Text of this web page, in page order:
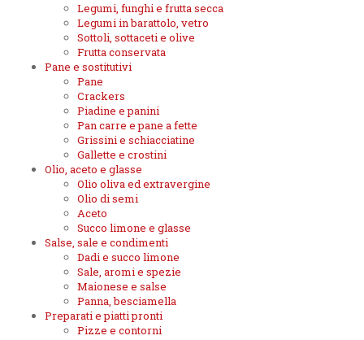
Legumi, funghi e frutta secca
Legumi in barattolo, vetro
Sottoli, sottaceti e olive
Frutta conservata
Pane e sostitutivi
Pane
Crackers
Piadine e panini
Pan carre e pane a fette
Grissini e schiacciatine
Gallette e crostini
Olio, aceto e glasse
Olio oliva ed extravergine
Olio di semi
Aceto
Succo limone e glasse
Salse, sale e condimenti
Dadi e succo limone
Sale, aromi e spezie
Maionese e salse
Panna, besciamella
Preparati e piatti pronti
Pizze e contorni